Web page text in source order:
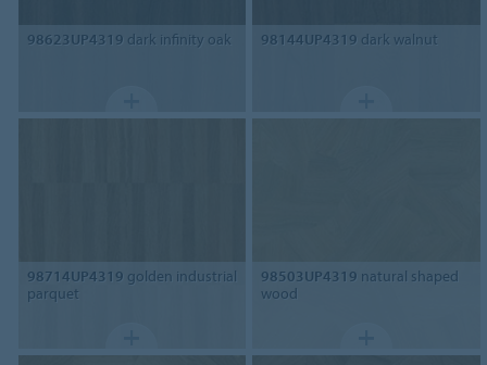
98623UP4319 dark infinity oak 98144UP4319 dark walnut
98714UP4319 golden industrial
parquet
98503UP4319 natural shaped
wood